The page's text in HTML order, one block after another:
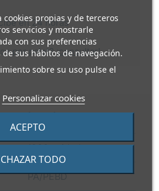
propias y de terceros
servicios y mostrarle
con sus preferencias
sus hábitos de navegación.
sobre su uso pulse el
Personalizar cookies
TODO
ACEPTO
en 24 horas
por palet?¡consultar!
1200 unidades
PA/PEBD